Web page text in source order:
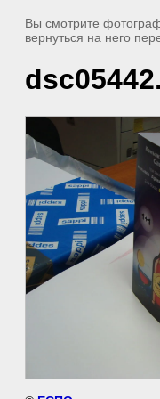
Вы смотрите
вернуться на него